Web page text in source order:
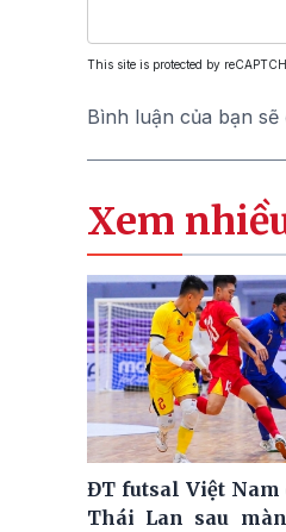
This site is protected by
Bình luận của bạn
Xem
ĐT futsal Việt Nam
Thái Lan sau